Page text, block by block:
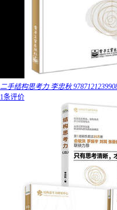
二手结构思考力 李忠秋
1条评价